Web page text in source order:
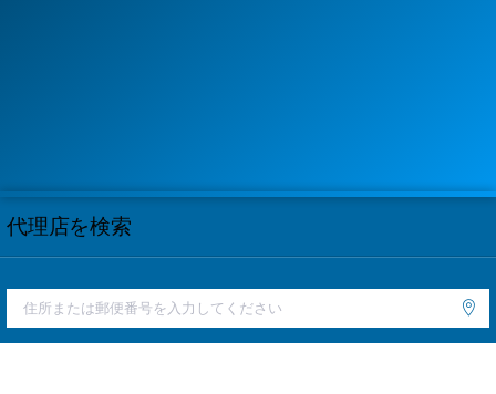
代理店を検索